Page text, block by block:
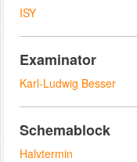
ISY
Examinator
Karl-Ludwig Besser
Schemablock
Halvtermin